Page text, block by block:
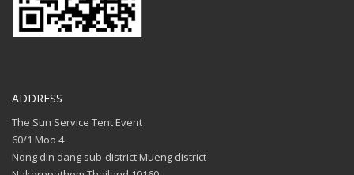
ADDRESS
The Sun Service Tent Event
60/1 Moo 4
Nong din dang sub-district Mueng district